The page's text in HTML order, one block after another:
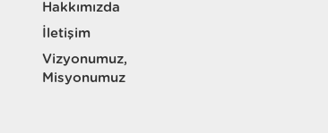
Hakkımızda
İletişim
Vizyonumuz,
Misyonumuz